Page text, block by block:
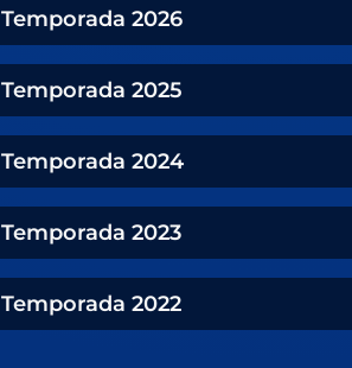
Temporada 2026
Temporada 2025
Temporada 2024
Temporada 2023
Temporada 2022